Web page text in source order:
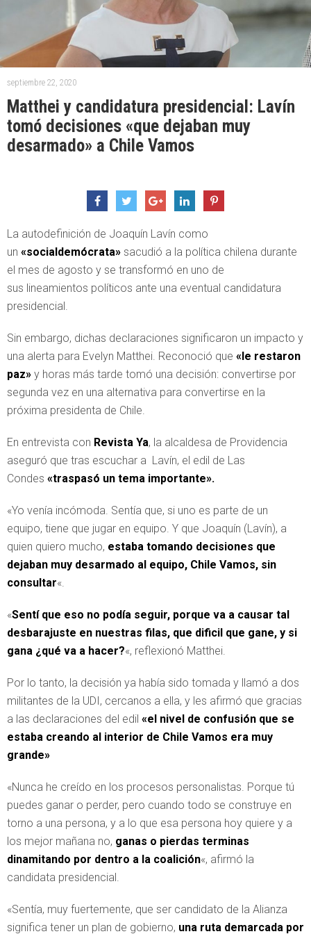
septiembre 22, 2020
Matthei y candidatura presidencial: Lavín
tomó decisiones «que dejaban muy
desarmado» a Chile Vamos
La autodefinición de Joaquín Lavín como
un «socialdemócrata» sacudió a la política chilena durante
el mes de agosto y se transformó en uno de
sus lineamientos políticos ante una eventual candidatura
presidencial.
Sin embargo, dichas declaraciones significaron un impacto y
una alerta para Evelyn Matthei. Reconoció que «le restaron
paz» y horas más tarde tomó una decisión: convertirse por
segunda vez en una alternativa para convertirse en la
próxima presidenta de Chile.
En entrevista con Revista Ya, la alcaldesa de Providencia
aseguró que tras escuchar a Lavín, el edil de Las
Condes «traspasó un tema importante».
«Yo venía incómoda. Sentía que, si uno es parte de un
equipo, tiene que jugar en equipo. Y que Joaquín (Lavín), a
quien quiero mucho, estaba tomando decisiones que
dejaban muy desarmado al equipo, Chile Vamos, sin
consultar«.
«Sentí que eso no podía seguir, porque va a causar tal
desbarajuste en nuestras filas, que dificil que gane, y si
gana ¿qué va a hacer?«, reflexionó Matthei.
Por lo tanto, la decisión ya había sido tomada y llamó a dos
militantes de la UDI, cercanos a ella, y les afirmó que gracias
a las declaraciones del edil «el nivel de confusión que se
estaba creando al interior de Chile Vamos era muy
grande»
«Nunca he creído en los procesos personalistas. Porque tú
puedes ganar o perder, pero cuando todo se construye en
torno a una persona, y a lo que esa persona hoy quiere y a
los mejor mañana no, ganas o pierdas terminas
dinamitando por dentro a la coalición«, afirmó la
candidata presidencial.
«Sentía, muy fuertemente, que ser candidato de la Alianza
significa tener un plan de gobierno, una ruta demarcada por